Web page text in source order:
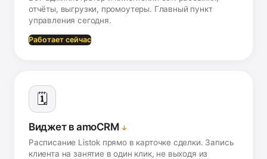
отчёты, выгрузки, промоутеры. Главный пункт
управления сегодня.
Работает сейчас
🗓️
Виджет в amoCRM ↓
Расписание Listok прямо в карточке сделки. Запись
клиента на занятие в один клик, не выходя из